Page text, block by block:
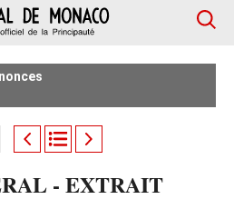
- EXTRAIT